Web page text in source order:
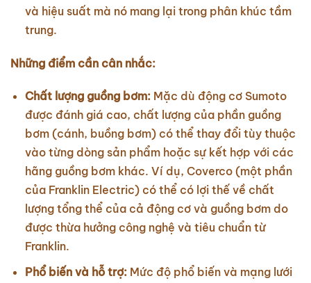
và hiệu suất mà nó mang lại trong phân khúc tầm
trung.
Những điểm cần cân nhắc:
Chất lượng guồng bơm:Mặc dù động cơ Sumoto
được đánh giá cao, chất lượng của phần guồng
bơm (cánh, buồng bơm) có thể thay đổi tùy thuộc
vào từng dòng sản phẩm hoặc sự kết hợp với các
hãng guồng bơm khác. Ví dụ, Coverco (một phần
của Franklin Electric) có thể có lợi thế về chất
lượng tổng thể của cả động cơ và guồng bơm do
được thừa hưởng công nghệ và tiêu chuẩn từ
Franklin.
Phổ biến và hỗ trợ:Mức độ phổ biến và mạng lưới